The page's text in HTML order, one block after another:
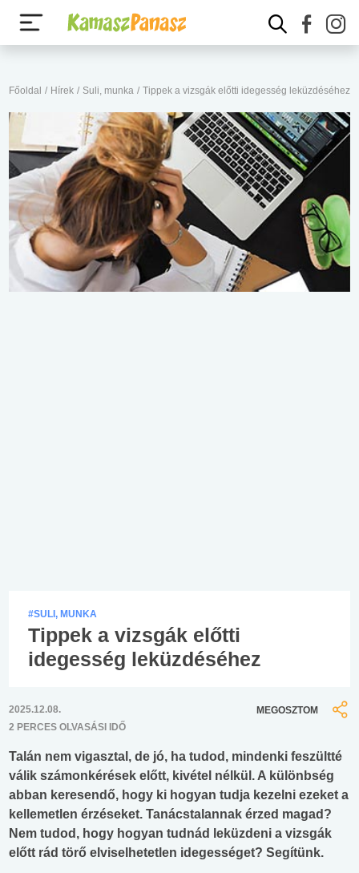
Főoldal / Hírek / Suli, munka / Tippek a vizsgák előtti idegesség leküzdéséhez
#SULI, MUNKA
Tippek a vizsgák előtti
idegesség leküzdéséhez
2025.12.08.
2 PERCES OLVASÁSI IDŐ
MEGOSZTOM
Talán nem vigasztal, de jó, ha tudod, mindenki feszültté
válik számonkérések előtt, kivétel nélkül. A különbség
abban keresendő, hogy ki hogyan tudja kezelni ezeket a
kellemetlen érzéseket. Tanácstalannak érzed magad?
Nem tudod, hogy hogyan tudnád leküzdeni a vizsgák
előtt rád törő elviselhetetlen idegességet? Segítünk.